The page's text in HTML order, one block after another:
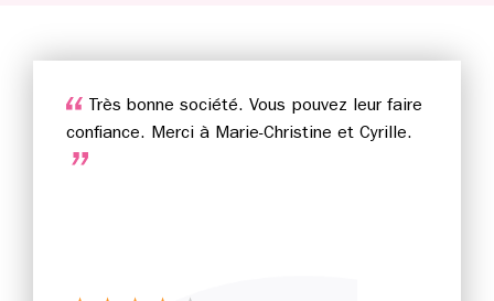
Très bonne société. Vous pouvez leur faire
confiance. Merci à Marie-Christine et Cyrille.